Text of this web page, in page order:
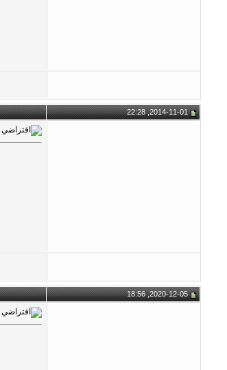
2014-11-01, 22:28
2020-12-05, 18:56